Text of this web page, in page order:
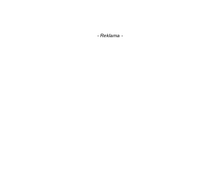
- Reklama -